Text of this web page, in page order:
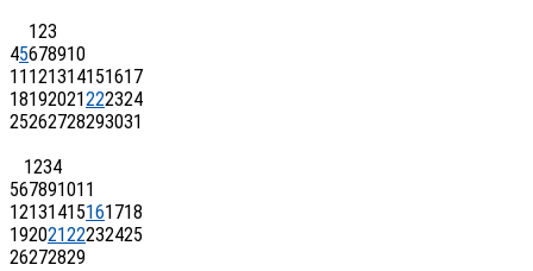
123
45678910
11 121314151617
18192021222324
25262728293031
1234
567891011
12131415161718
19202122232425
26272829